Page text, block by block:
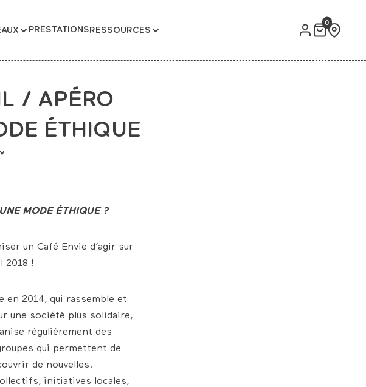
PRESTATIONSRESSOURCES
0
/ APÉRO
ÉTHIQUE
MODE ÉTHIQUE ?
un Café Envie d’agir sur
2018 !
en 2014, qui rassemble et
une société plus solidaire,
régulièrement des
qui permettent de
de nouvelles.
initiatives locales,